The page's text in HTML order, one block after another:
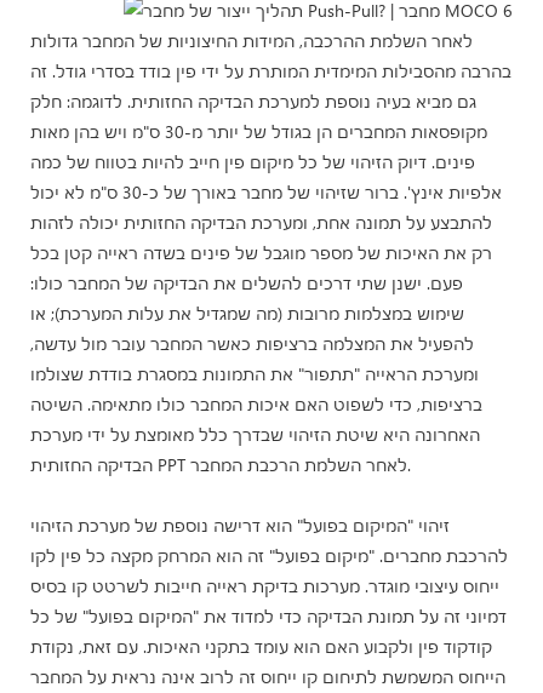
לאחר השלמת ההרכבה, המידות החיצוניות של המחבר גדולות
בהרבה מהסבילות המימדית המותרת על ידי פין בודד בסדרי גודל. זה
גם מביא בעיה נוספת למערכת הבדיקה החזותית. לדוגמה: חלק
מקופסאות המחברים הן בגודל של יותר מ-30 ס"מ ויש בהן מאות
פינים. דיוק הזיהוי של כל מיקום פין חייב להיות בטווח של כמה
אלפיות אינץ'. ברור שזיהוי של מחבר באורך של כ-30 ס"מ לא יכול
להתבצע על תמונה אחת, ומערכת הבדיקה החזותית יכולה לזהות
רק את האיכות של מספר מוגבל של פינים בשדה ראייה קטן בכל
פעם. ישנן שתי דרכים להשלים את הבדיקה של המחבר כולו:
שימוש במצלמות מרובות (מה שמגדיל את עלות המערכת); או
להפעיל את המצלמה ברציפות כאשר המחבר עובר מול עדשה,
ומערכת הראייה "תתפור" את התמונות במסגרת בודדת שצולמו
ברציפות, כדי לשפוט האם איכות המחבר כולו מתאימה. השיטה
האחרונה היא שיטת הזיהוי שבדרך כלל מאומצת על ידי מערכת
הבדיקה החזותית PPT לאחר השלמת הרכבת המחבר.
זיהוי "המיקום בפועל" הוא דרישה נוספת של מערכת הזיהוי
להרכבת מחברים. "מיקום בפועל" זה הוא המרחק מקצה כל פין לקו
ייחוס עיצובי מוגדר. מערכות בדיקת ראייה חייבות לשרטט קו בסיס
דמיוני זה על תמונת הבדיקה כדי למדוד את "המיקום בפועל" של כל
קודקוד פין ולקבוע האם הוא עומד בתקני האיכות. עם זאת, נקודת
הייחוס המשמשת לתיחום קו ייחוס זה לרוב אינה נראית על המחבר